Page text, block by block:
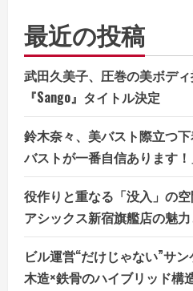
最近の投稿
武田久美子、圧巻の美ボデ
『Sango』タイトル決定
鈴木奈々、美バスト際立つ
バストが一番自信あります！
役作りと重なる「没入」の
アシックス新宿旗艦店の魅
ビル運営“だけじゃない”サ
木造×鉄骨のハイブリッド構